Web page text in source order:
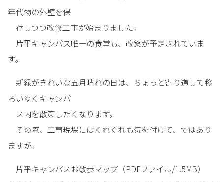
年代物の外壁を保
存しつつ改修工事が始まりました。
片平キャンパス唯一の食堂も、改築が予定されていま
す。
新緑がきれいな五月晴れの日は、ちょっと寄り道して移
ろいゆくキャンパ
ス内を散策したくなります。
その際、工事現場にはくれぐれも気を付けて、ではあり
ますが。
片平キャンパスお散歩マップ（PDFファイル/1.5MB）